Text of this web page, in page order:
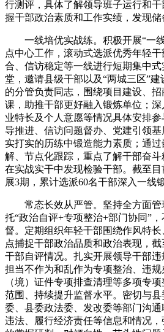
行测评，具体了解领导班子运行和
握干部政治素质和工作实绩，发现储
一线培优实战练。积极开展“一
点中心工作，滚动式选派优秀年轻
合、信访稳定等一线进行短期集中
堂，邀请县级干部以及“两城三区”建
的分管负责同志，围绕项目建设、
课，助推干部更好融入锻炼单位；
业特长及个人意愿等情况具体安排
导推进、信访问题督办、党建引领
实打实的历练中锻造能力素质；通
解、节点化跟踪，重点了解干部奋斗
在实战实干中发现检验干部。截至
展3期，累计选派60名干部深入一线锻
常态长效从严管。坚持全方面
托“政治自评+专项整治+部门协同”
督。定期组织年轻干部围绕作风特
点捕捉干部政治品质和政治表现，
干部自评情况。扎实开展领导干部
担当不作为和乱作为专项整治、违
（境）证件专项排查清理等多项专
范围、持续提升监督水平。密切与
委、县委政法委、发改委等部门沟
违法、履行经济责任等信息和情况